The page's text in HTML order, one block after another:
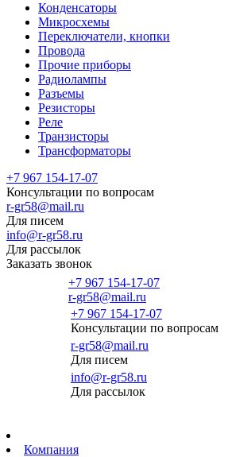
Конденсаторы
Микросхемы
Переключатели, кнопки
Провода
Прочие приборы
Радиолампы
Разъемы
Резисторы
Реле
Транзисторы
Трансформаторы
+7 967 154-17-07
Консультации по вопросам
r-gr58@mail.ru
Для писем
info@r-gr58.ru
Для рассылок
Заказать звонок
+7 967 154-17-07
r-gr58@mail.ru
+7 967 154-17-07
Консультации по вопросам
r-gr58@mail.ru
Для писем
info@r-gr58.ru
Для рассылок
Компания